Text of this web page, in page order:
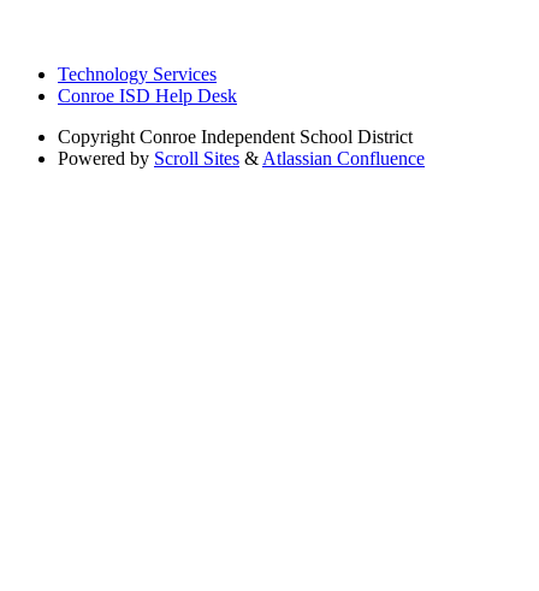
Technology Services
Conroe ISD Help Desk
Copyright Conroe Independent School District
Powered by Scroll Sites & Atlassian Confluence